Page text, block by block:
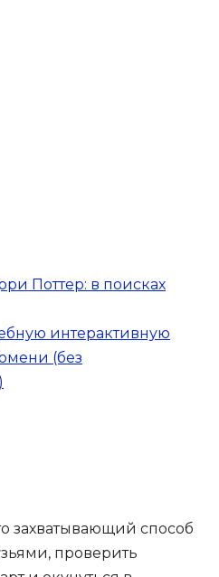
Поттер: в поисках
интерактивную
(без
захватывающий способ
проверить